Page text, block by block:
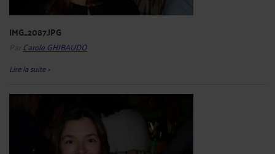
IMG_2087.JPG
Par Carole GHIBAUDO
Lire la suite >